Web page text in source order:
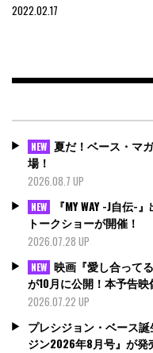
2022.02.17
NEW 夏だ！ベース・マ
場！
2026.08.7 UP
NEW
『MY WAY -J自伝
トークショーが開催！
2026.07.28 UP
NEW 映画『愛し合って
が10月に公開！本予告
2026.07.22 UP
プレシジョン・ベース
ジン2026年8月号』が発